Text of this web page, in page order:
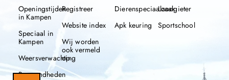
Openingstijden
in Kampen
Speciaal in
Kampen
Weersverwachting
Beroemdheden
Registreer
Website index
Wij worden
ook vermeld
op
Dierenspeciaalzaak
Apk keuring
Loodgieter
Sportschool